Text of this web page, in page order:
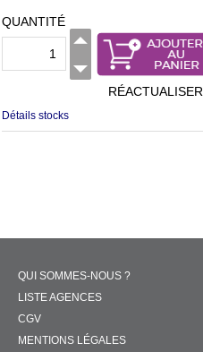
QUANTITÉ
RÉACTUALISER
Détails stocks
QUI SOMMES-NOUS ?
LISTE AGENCES
CGV
MENTIONS LÉGALES